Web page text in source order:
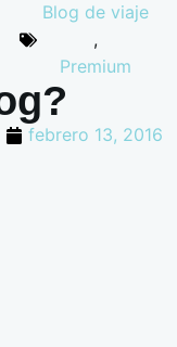
Blog de viaje
,
Premium
febrero 13, 2016